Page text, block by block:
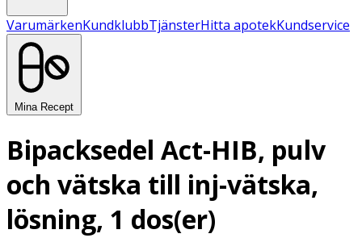
VarumärkenKundklubbTjänsterHitta apotekKundservice
Mina Recept
Bipacksedel Act-HIB, pulv
och vätska till inj-vätska,
lösning, 1 dos(er)